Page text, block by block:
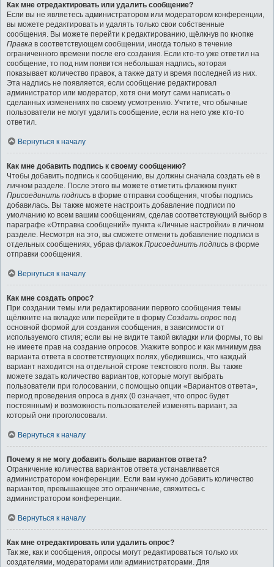
Как мне отредактировать или удалить сообщение?
Если вы не являетесь администратором или модератором конференции,
вы можете редактировать и удалять только свои собственные
сообщения. Вы можете перейти к редактированию, щёлкнув по кнопке
Правка в соответствующем сообщении, иногда только в течение
ограниченного времени после его создания. Если кто-то уже ответил на
сообщение, то под ним появится небольшая надпись, которая
показывает количество правок, а также дату и время последней из них.
Эта надпись не появляется, если сообщение редактировал
администратор или модератор, хотя они могут сами написать о
сделанных изменениях по своему усмотрению. Учтите, что обычные
пользователи не могут удалить сообщение, если на него уже кто-то
ответил.
Вернуться к началу
Как мне добавить подпись к своему сообщению?
Чтобы добавить подпись к сообщению, вы должны сначала создать её в
личном разделе. После этого вы можете отметить флажком пункт
Присоединить подпись в форме отправки сообщения, чтобы подпись
добавилась. Вы также можете настроить добавление подписи по
умолчанию ко всем вашим сообщениям, сделав соответствующий выбор в
параграфе «Отправка сообщений» пункта «Личные настройки» в личном
разделе. Несмотря на это, вы сможете отменить добавление подписи в
отдельных сообщениях, убрав флажок Присоединить подпись в форме
отправки сообщения.
Вернуться к началу
Как мне создать опрос?
При создании темы или редактировании первого сообщения темы
щёлкните на вкладке или перейдите в форму Создать опрос под
основной формой для создания сообщения, в зависимости от
используемого стиля; если вы не видите такой вкладки или формы, то вы
не имеете прав на создание опросов. Укажите вопрос и как минимум два
варианта ответа в соответствующих полях, убедившись, что каждый
вариант находится на отдельной строке текстового поля. Вы также
можете задать количество вариантов, которые могут выбрать
пользователи при голосовании, с помощью опции «Вариантов ответа»,
период проведения опроса в днях (0 означает, что опрос будет
постоянным) и возможность пользователей изменять вариант, за
который они проголосовали.
Вернуться к началу
Почему я не могу добавить больше вариантов ответа?
Ограничение количества вариантов ответа устанавливается
администратором конференции. Если вам нужно добавить количество
вариантов, превышающее это ограничение, свяжитесь с
администратором конференции.
Вернуться к началу
Как мне отредактировать или удалить опрос?
Так же, как и сообщения, опросы могут редактироваться только их
создателями, модераторами или администраторами. Для